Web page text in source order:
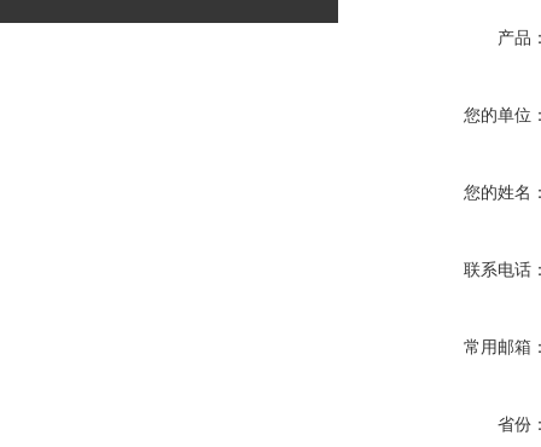
产品
您的单位
您的姓名
联系电话
常用邮箱
省份